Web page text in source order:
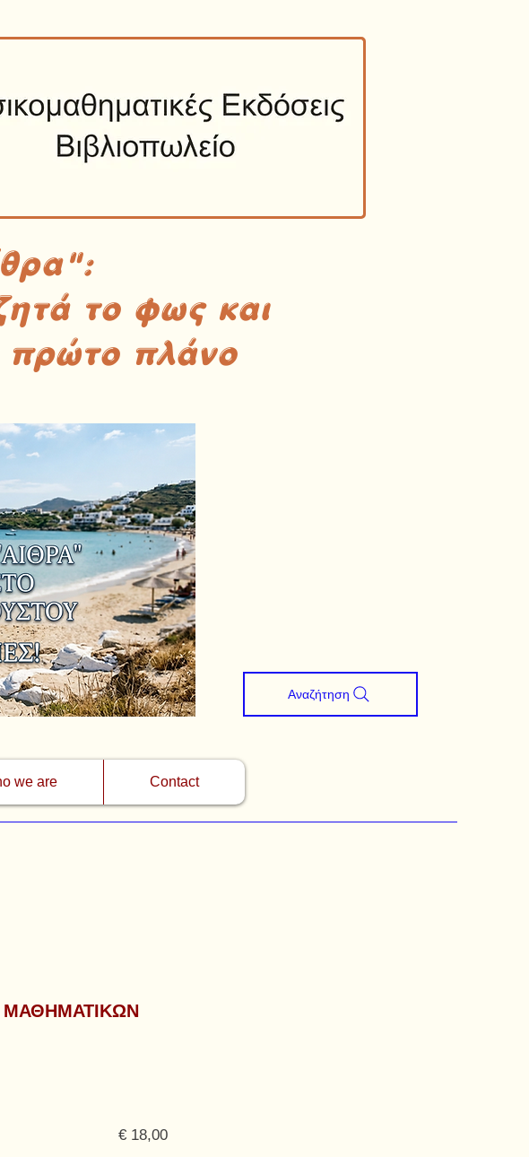
το φως και
πρώτο πλάνο
we are Contact
Αναζήτηση
ΜΑΘΗΜΑΤΙΚΩΝ
€ 18,00